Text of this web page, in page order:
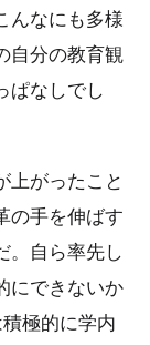
んなにも多様
自分の教育観
ぱなしでし
上がったこと
の手を伸ばす
。自ら率先し
にできないか
極的に学内